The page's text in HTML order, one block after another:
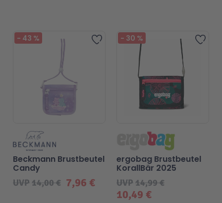
Zur Wunschliste hinzufügen
- 43 %
7,96 €
UVP14,00 €
Beckmann Brustbeutel
Candy
Zur
- 30 %
10,49 €
UVP14,99 €
ergobag Brustbeutel
KorallBär 2025